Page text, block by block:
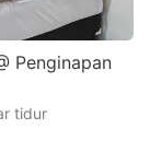
Penginapan
tidur